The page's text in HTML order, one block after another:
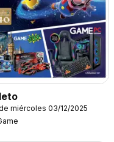
miércoles 03/12/2025